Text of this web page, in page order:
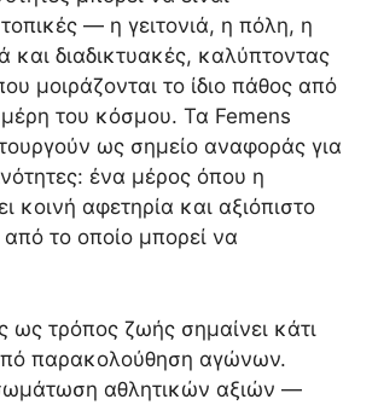
— η γειτονιά, η πόλη, η
διαδικτυακές, καλύπτοντας
μοιράζονται το ίδιο πάθος από
μέρη του κόσμου. Τα Femens
ως σημείο αναφοράς για
ένα μέρος όπου η
κοινή αφετηρία και αξιόπιστο
το οποίο μπορεί να
ως τρόπος ζωής σημαίνει κάτι
παρακολούθηση αγώνων.
αθλητικών αξιών —